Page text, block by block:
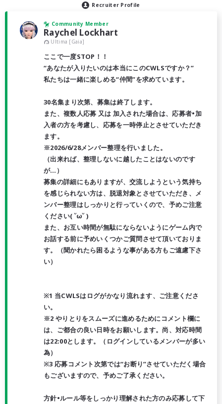
Recruiter Profile
Community Member
Raychel Lockhart
Ultima [Gaia]
ここで一度STOP！！
“あなたが入りたいのは本当にこのCWLSですか？”
私たちは一緒に楽しめる“仲間”を求めています。
30名集まり次第、募集は終了します。
また、複数人応募 又は 加入された場合は、応募者•加
入者の方を考慮し、応募を一時停止とさせていただき
ます。
※2026/6/28メンバー整理を行いました。
（出来れば、整理しないに越したことはないのです
が…）
募集の詳細にもありますが、交流しようという気持ち
を感じられない方は、脱退対象とさせていただき、メ
ンバー整理はしっかりと行っていくので、予めご注意
ください( ˘ω˘ )
また、お互い時間が無駄にならないようにゲーム内で
お話する前に予めいくつかご質問させて頂いておりま
す。（聞かれたら困るような事がある方もご遠慮下さ
い）
※1 当CWLSはログがかなり流れます、ご注意くださ
い。
※2 やりとりをスムーズに進めるためにコメント欄に
は、ご都合の良い日時をお願いします。尚、対応時間
は22:00とします。（ログインしているメンバーが多い
為）
※3 応募コメント次第では“お断り”させていただく場合
もございますので、予めご了承ください。
方針•ルール等をしっかり理解された方のみ応募して下